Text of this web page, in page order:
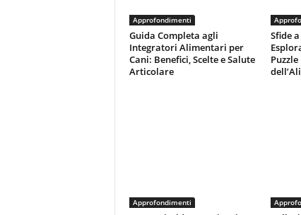
Approfondimenti
Guida Completa agli
Integratori Alimentari per
Cani: Benefici, Scelte e Salute
Articolare
Sfide
Approfondimenti